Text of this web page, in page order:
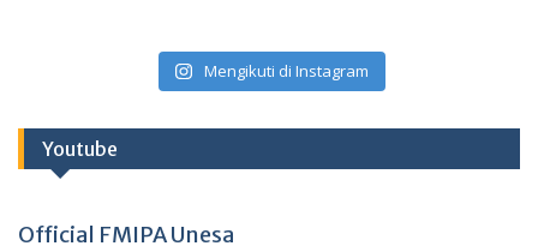
Mengikuti di Instagram
Youtube
Official FMIPA Unesa